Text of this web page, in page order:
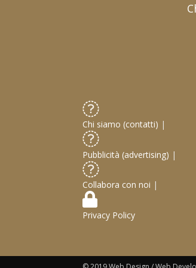
Chi siamo (contatti) |
Pubblicità (advertising) |
Collabora con noi |
Privacy Policy